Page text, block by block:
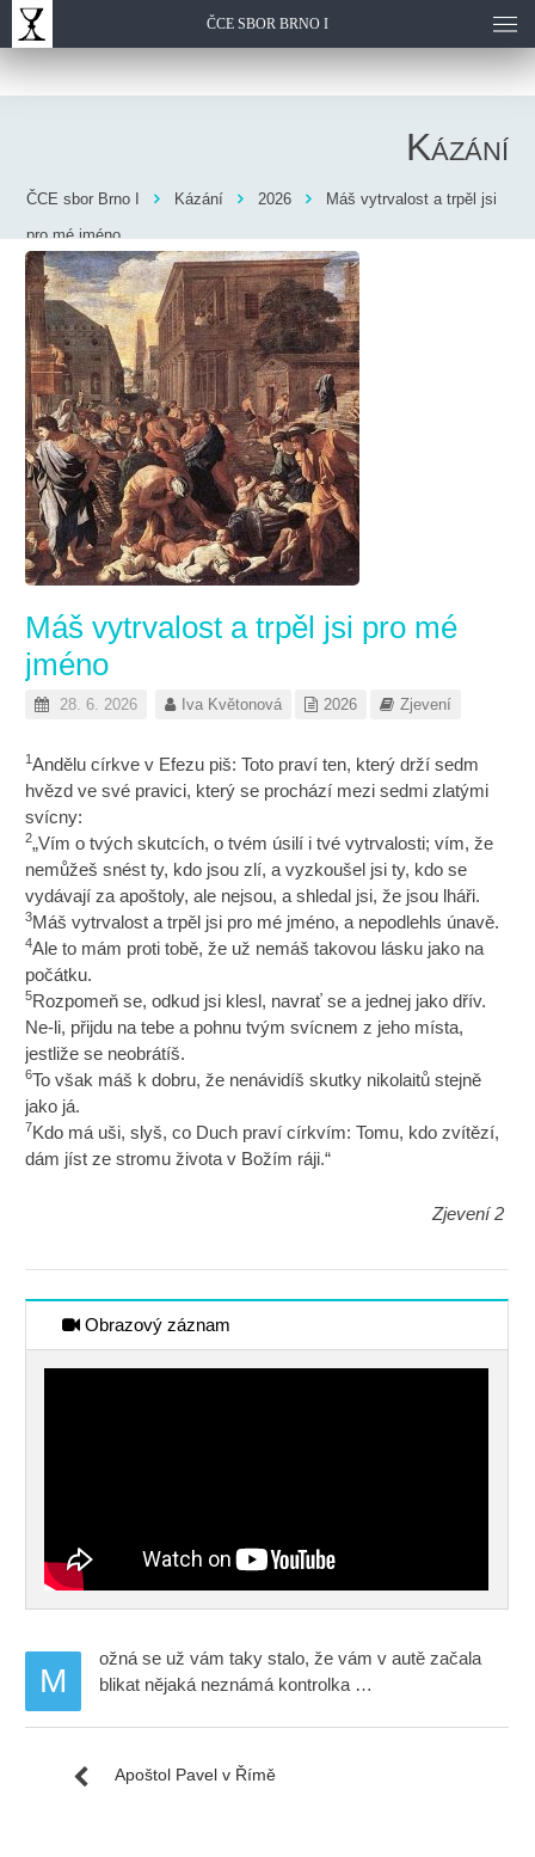
ČCE SBOR BRNO I
Kázání
ČCE sbor Brno I Kázání 2026
Máš vytrvalost a trpěl jsi
pro mé jméno
Máš vytrvalost a trpěl jsi pro mé
jméno
28. 6. 2026 Iva Květonová 2026 Zjevení
1 Andělu církve v Efezu piš: Toto praví ten, který drží sedm
hvězd ve své pravici, který se prochází mezi sedmi zlatými
svícny:
2„Vím o tvých skutcích, o tvém úsilí i tvé vytrvalosti; vím, že
nemůžeš snést ty, kdo jsou zlí, a vyzkoušel jsi ty, kdo se
vydávají za apoštoly, ale nejsou, a shledal jsi, že jsou lháři.
3Máš vytrvalost a trpěl jsi pro mé jméno, a nepodlehls únavě.
4Ale to mám proti tobě, že už nemáš takovou lásku jako na
počátku.
5Rozpomeň se, odkud jsi klesl, navrať se a jednej jako dřív.
Ne-li, přijdu na tebe a pohnu tvým svícnem z jeho místa,
jestliže se neobrátíš.
6To však máš k dobru, že nenávidíš skutky nikolaitů stejně
jako já.
7Kdo má uši, slyš, co Duch praví církvím: Tomu, kdo zvítězí,
dám jíst ze stromu života v Božím ráji.“
Zjevení 2
Obrazový záznam
M
ožná se už vám taky stalo, že vám v autě začala
blikat nějaká neznámá kontrolka …
Apoštol Pavel v Římě